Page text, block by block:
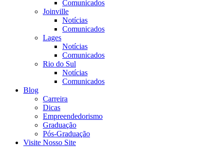
Comunicados
Joinville
Notícias
Comunicados
Lages
Notícias
Comunicados
Rio do Sul
Notícias
Comunicados
Blog
Carreira
Dicas
Empreendedorismo
Graduação
Pós-Graduação
Visite Nosso Site